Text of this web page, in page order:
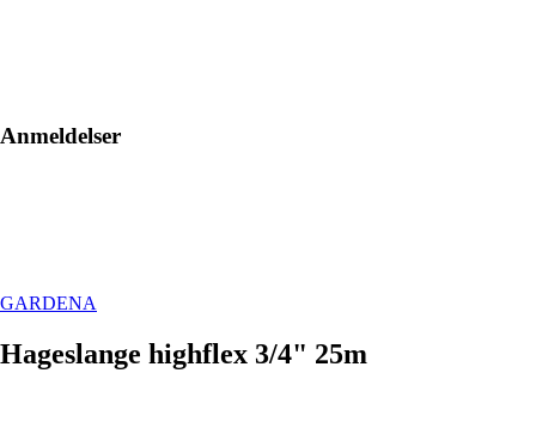
Anmeldelser
GARDENA
Hageslange highflex 3/4" 25m